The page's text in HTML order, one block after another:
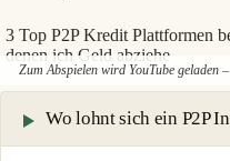
3 Top P2P Kredit Plattformen
denen ich Geld abziehe
Zum Abspielen wird YouTube geladen
Wo lohnt sich ein P2P